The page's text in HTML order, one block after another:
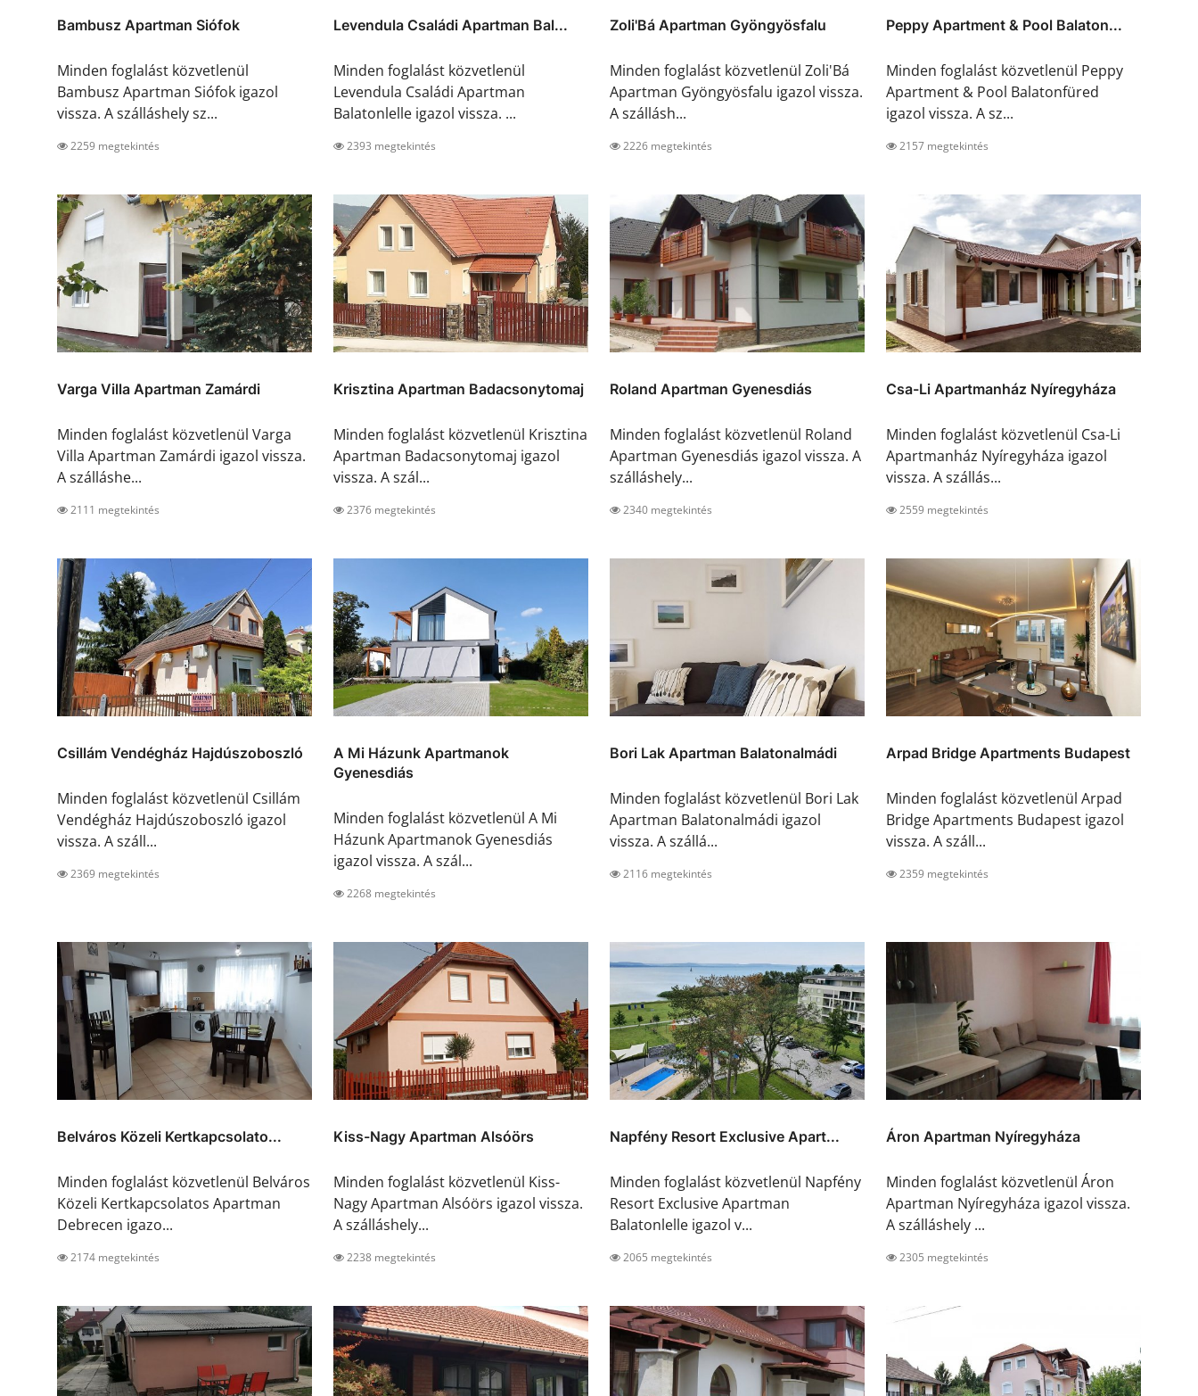
Bambusz Apartman Siófok
Minden foglalást közvetlenül
Bambusz Apartman Siófok igazol
vissza. A szálláshely sz...
2259 megtekintés
Levendula Családi Apartman Bal...
Minden foglalást közvetlenül
Levendula Családi Apartman
Balatonlelle igazol vissza. ...
2393 megtekintés
Zoli'Bá Apartman Gyöngyösfalu
Minden foglalást közvetlenül Zoli'Bá
Apartman Gyöngyösfalu igazol vissza.
A szállásh...
2226 megtekintés
Peppy Apartment & Pool Balaton...
Minden foglalást közvetlenül Peppy
Apartment & Pool Balatonfüred
igazol vissza. A sz...
2157 megtekintés
Varga Villa Apartman Zamárdi
Minden foglalást közvetlenül Varga
Villa Apartman Zamárdi igazol vissza.
A szálláshe...
2111 megtekintés
Krisztina Apartman Badacsonytomaj
Minden foglalást közvetlenül Krisztina
Apartman Badacsonytomaj igazol
vissza. A szál...
2376 megtekintés
Roland Apartman Gyenesdiás
Minden foglalást közvetlenül Roland
Apartman Gyenesdiás igazol vissza. A
szálláshely...
2340 megtekintés
Csa-Li Apartmanház Nyíregyháza
Minden foglalást közvetlenül Csa-Li
Apartmanház Nyíregyháza igazol
vissza. A szállás...
2559 megtekintés
Csillám Vendégház Hajdúszoboszló
Minden foglalást közvetlenül Csillám
Vendégház Hajdúszoboszló igazol
vissza. A száll...
2369 megtekintés
A Mi Házunk Apartmanok
Gyenesdiás
Minden foglalást közvetlenül A Mi
Házunk Apartmanok Gyenesdiás
igazol vissza. A szál...
2268 megtekintés
Bori Lak Apartman Balatonalmádi
Minden foglalást közvetlenül Bori Lak
Apartman Balatonalmádi igazol
vissza. A szállá...
2116 megtekintés
Arpad Bridge Apartments Budapest
Minden foglalást közvetlenül Arpad
Bridge Apartments Budapest igazol
vissza. A száll...
2359 megtekintés
Belváros Közeli Kertkapcsolato...
Minden foglalást közvetlenül Belváros
Közeli Kertkapcsolatos Apartman
Debrecen igazo...
2174 megtekintés
Kiss-Nagy Apartman Alsóörs
Minden foglalást közvetlenül Kiss-
Nagy Apartman Alsóörs igazol vissza.
A szálláshely...
2238 megtekintés
Napfény Resort Exclusive Apart...
Minden foglalást közvetlenül Napfény
Resort Exclusive Apartman
Balatonlelle igazol v...
2065 megtekintés
Áron Apartman Nyíregyháza
Minden foglalást közvetlenül Áron
Apartman Nyíregyháza igazol vissza.
A szálláshely ...
2305 megtekintés